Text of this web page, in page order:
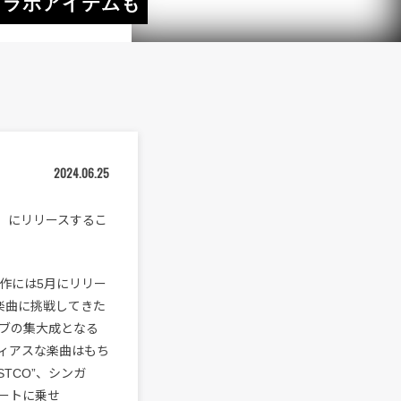
2024.06.25
にリリースするこ
には5月にリリー
曲に挑戦してきた
の集大成となる
アスな楽曲はもち
、シンガ
トに乗せ